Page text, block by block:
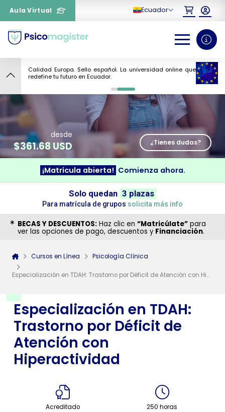
Aula Virtual Ecuador
Calidad Europa. Sello español. La universidad online que
redefine tu futuro en Ecuador.
0 1
Especialización en TDAH:
Trastorno por Déficit de
Atención con
Hiperactividad
Acreditado 250 horas
desde
$361.68 USD ¿Tienes dudas?
¡Matrícula abierta! Comienza ahora.
Solo quedan 3 plazas
Para matrícula de grupos solicita más info
BECAS Y DESCUENTOS: Haz clic en “Matricúlate” para
ver las opciones de pago, descuentos y Financiación.
Cursos en Línea Psicología Clínica
Especialización en TDAH: Trastorno por Déficit de Atención con Hiperactividad
¿Necesitas más información
sobre un curso?